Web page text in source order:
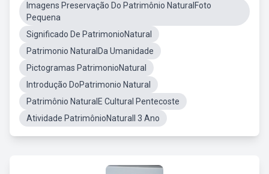
Imagens Preservação Do Patrimônio NaturalFoto
Pequena
Significado De PatrimonioNatural
Patrimonio NaturalDa Umanidade
Pictogramas PatrimonioNatural
Introdução DoPatrimonio Natural
Patrimônio NaturalE Cultural Pentecoste
Atividade PatrimônioNaturall 3 Ano